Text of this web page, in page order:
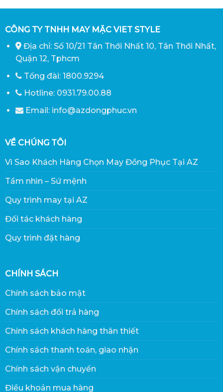
CÔNG TY TNHH MAY MẶC VIET STYLE
Địa chỉ: Số 10/21 Tân Thới Nhất 10, Tân Thới Nhất,
Quận 12, Tphcm
Tổng đài: 1800.9294
Hotline: 0931.79.00.88
Email: info@azdongphuc.vn
VỀ CHÚNG TÔI
Vì Sao Khách Hàng Chọn May Đồng Phục Tại AZ
Tầm nhìn – Sứ mệnh
Quy trình may tại AZ
Đối tác khách hàng
Quy trình đặt hàng
CHÍNH SÁCH
Chính sách bảo mật
Chính sách đổi trả hàng
Chính sách khách hàng thân thiết
Chính sách thanh toán, giao nhận
Chính sách vận chuyển
Điều khoản mua hàng